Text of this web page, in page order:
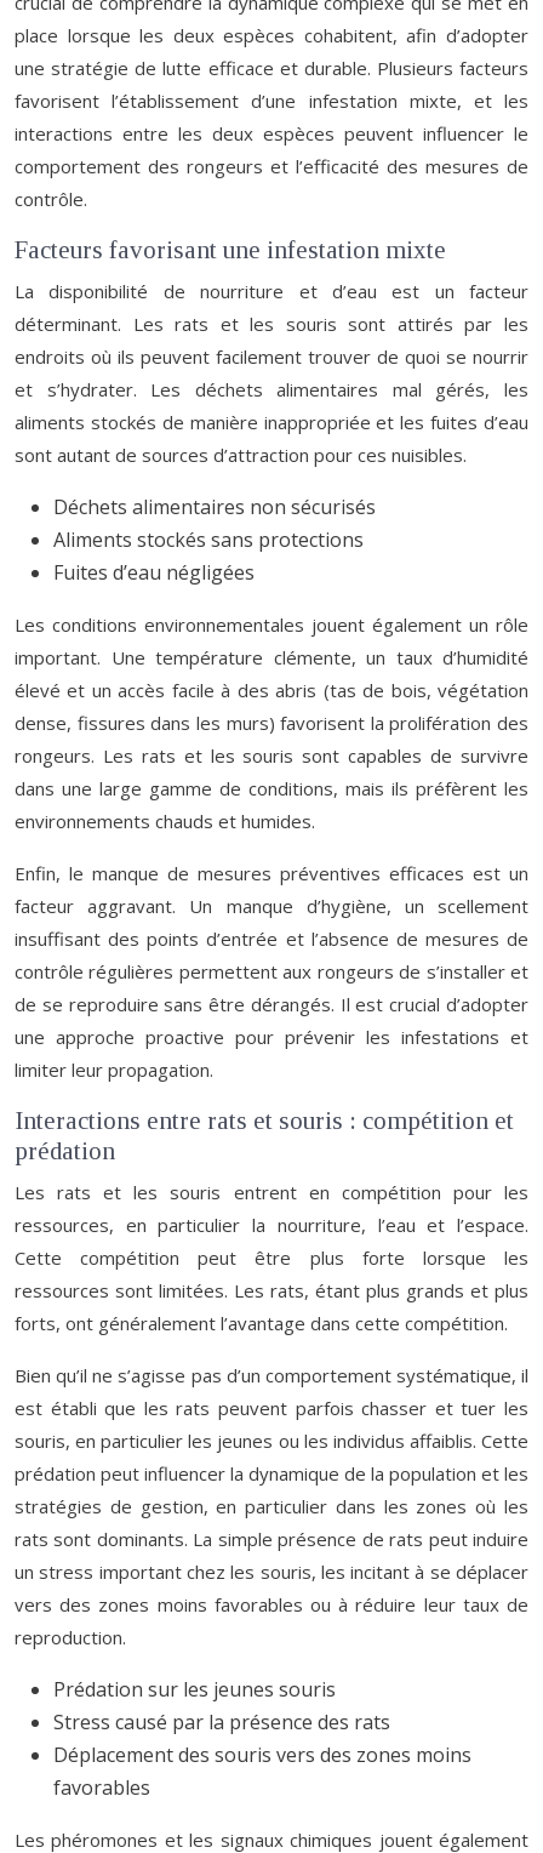
place lorsque les deux espèces cohabitent, afin d’adopter
une stratégie de lutte efficace et durable. Plusieurs facteurs
favorisent l’établissement d’une infestation mixte, et les
interactions entre les deux espèces peuvent influencer le
comportement des rongeurs et l’efficacité des mesures de
contrôle.
Facteurs favorisant une infestation mixte
La disponibilité de nourriture et d’eau est un facteur
déterminant. Les rats et les souris sont attirés par les
endroits où ils peuvent facilement trouver de quoi se nourrir
et s’hydrater. Les déchets alimentaires mal gérés, les
aliments stockés de manière inappropriée et les fuites d’eau
sont autant de sources d’attraction pour ces nuisibles.
Déchets alimentaires non sécurisés
Aliments stockés sans protections
Fuites d’eau négligées
Les conditions environnementales jouent également un rôle
important. Une température clémente, un taux d’humidité
élevé et un accès facile à des abris (tas de bois, végétation
dense, fissures dans les murs) favorisent la prolifération des
rongeurs. Les rats et les souris sont capables de survivre
dans une large gamme de conditions, mais ils préfèrent les
environnements chauds et humides.
Enfin, le manque de mesures préventives efficaces est un
facteur aggravant. Un manque d’hygiène, un scellement
insuffisant des points d’entrée et l’absence de mesures de
contrôle régulières permettent aux rongeurs de s’installer et
de se reproduire sans être dérangés. Il est crucial d’adopter
une approche proactive pour prévenir les infestations et
limiter leur propagation.
Interactions entre rats et souris : compétition et
prédation
Les rats et les souris entrent en compétition pour les
ressources, en particulier la nourriture, l’eau et l’espace.
Cette compétition peut être plus forte lorsque les
ressources sont limitées. Les rats, étant plus grands et plus
forts, ont généralement l’avantage dans cette compétition.
Bien qu’il ne s’agisse pas d’un comportement systématique, il
est établi que les rats peuvent parfois chasser et tuer les
souris, en particulier les jeunes ou les individus affaiblis. Cette
prédation peut influencer la dynamique de la population et les
stratégies de gestion, en particulier dans les zones où les
rats sont dominants. La simple présence de rats peut induire
un stress important chez les souris, les incitant à se déplacer
vers des zones moins favorables ou à réduire leur taux de
reproduction.
Prédation sur les jeunes souris
Stress causé par la présence des rats
Déplacement des souris vers des zones moins
favorables
Les phéromones et les signaux chimiques jouent également